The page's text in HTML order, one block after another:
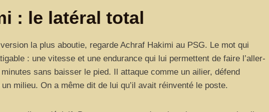
: le latéral total
la plus aboutie, regarde Achraf Hakimi au PSG. Le mot qui
: une vitesse et une endurance qui lui permettent de faire l’aller-
sans baisser le pied. Il attaque comme un ailier, défend
milieu. On a même dit de lui qu’il avait réinventé le poste.